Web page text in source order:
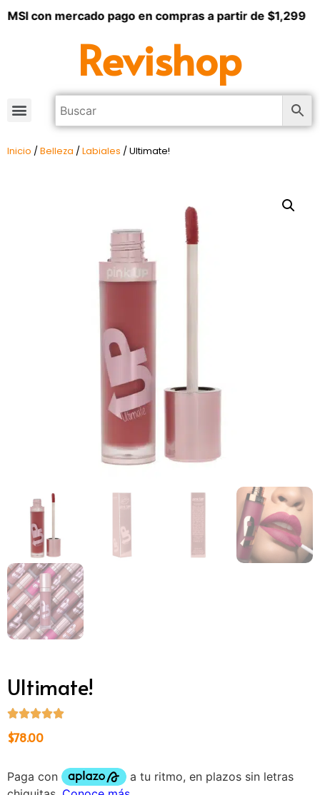
con mercado pago en compras a partir de $1,299
Revishop
Inicio / Belleza / Labiales / Ultimate!
Ultimate!
$78.00